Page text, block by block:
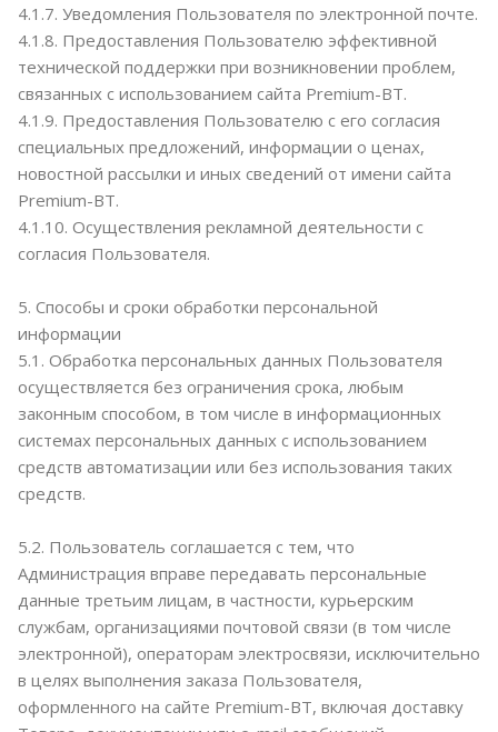
4.1.7. Уведомления Пользователя по электронной почте.
4.1.8. Предоставления Пользователю эффективной
технической поддержки при возникновении проблем,
связанных с использованием сайта Premium-BT.
4.1.9. Предоставления Пользователю с его согласия
специальных предложений, информации о ценах,
новостной рассылки и иных сведений от имени сайта
Premium-BT.
4.1.10. Осуществления рекламной деятельности с
согласия Пользователя.
5. Способы и сроки обработки персональной
информации
5.1. Обработка персональных данных Пользователя
осуществляется без ограничения срока, любым
законным способом, в том числе в информационных
системах персональных данных с использованием
средств автоматизации или без использования таких
средств.
5.2. Пользователь соглашается с тем, что
Администрация вправе передавать персональные
данные третьим лицам, в частности, курьерским
службам, организациями почтовой связи (в том числе
электронной), операторам электросвязи, исключительно
в целях выполнения заказа Пользователя,
оформленного на сайте Premium-BT, включая доставку